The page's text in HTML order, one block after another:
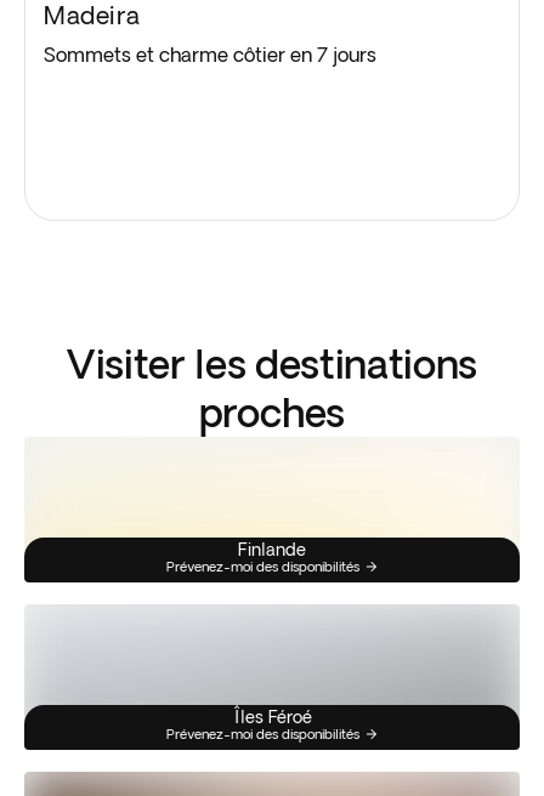
Madeira
Sommets et charme côtier en 7 jours
Visiter les destinations
proches
Finlande
Prévenez-moi des disponibilités
Îles Féroé
Prévenez-moi des disponibilités